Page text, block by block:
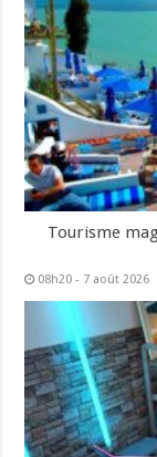
Tourisme
08h20 - 7 août 2026